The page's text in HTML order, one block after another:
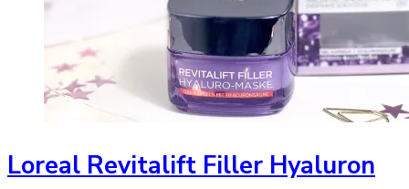
Loreal Revitalift Filler Hyaluron